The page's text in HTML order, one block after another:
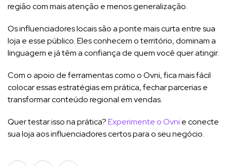
região com mais atenção e menos generalização.
Os influenciadores locais são a ponte mais curta entre sua
loja e esse público. Eles conhecem o território, dominam a
linguagem e já têm a confiança de quem você quer atingir.
Com o apoio de ferramentas como o Ovni, fica mais fácil
colocar essas estratégias em prática, fechar parcerias e
transformar conteúdo regional em vendas.
Quer testar isso na prática?Experimente o Ovni e conecte
sua loja aos influenciadores certos para o seu negócio.